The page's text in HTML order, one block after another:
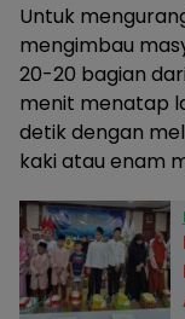
Untuk
mengimbau
20-20 bagian
menit menatap
detik dengan
kaki atau enam